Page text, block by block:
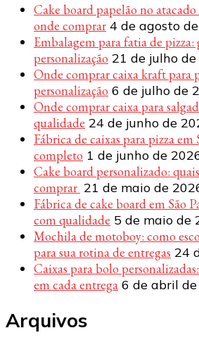
Cake board papelão no
onde comprar 4 de agosto
Embalagem para fatia de
personalização 21 de julho
Onde comprar caixa kraft para
personalização 6 de julho de
Onde comprar caixa para
qualidade 24 de junho de
Fábrica de caixas para pizza em
completo 1 de junho de
Cake board personalizado:
comprar 21 de maio de
Fábrica de cake board em São
com qualidade 5 de maio de
Mochila de motoboy: como
para sua rotina de entregas 24
Caixas para bolo
em cada entrega 6 de abril
Arquivos